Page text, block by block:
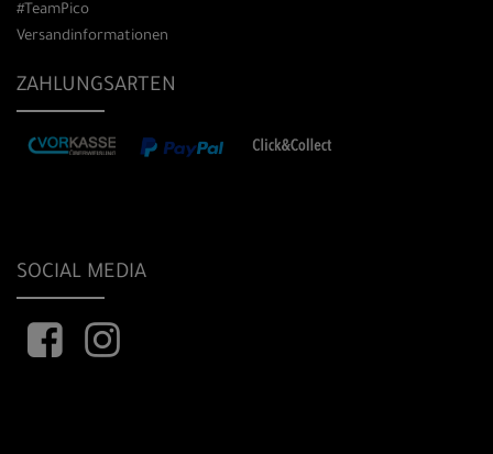
#TeamPico
Versandinformationen
ZAHLUNGSARTEN
SOCIAL MEDIA